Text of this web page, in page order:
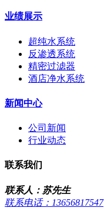
业绩展示
超纯水系统
反渗透系统
精密过滤器
酒店净水系统
新闻中心
公司新闻
行业动态
联系我们
联系人：苏先生
联系电话：13656817547